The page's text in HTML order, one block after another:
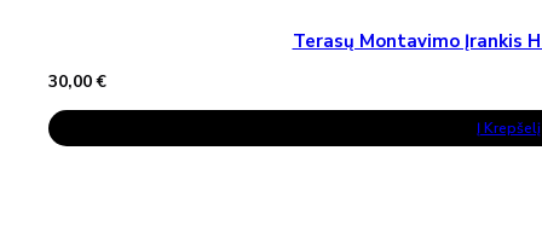
Terasų Montavimo Įrankis
30,00€
Į Krepšelį